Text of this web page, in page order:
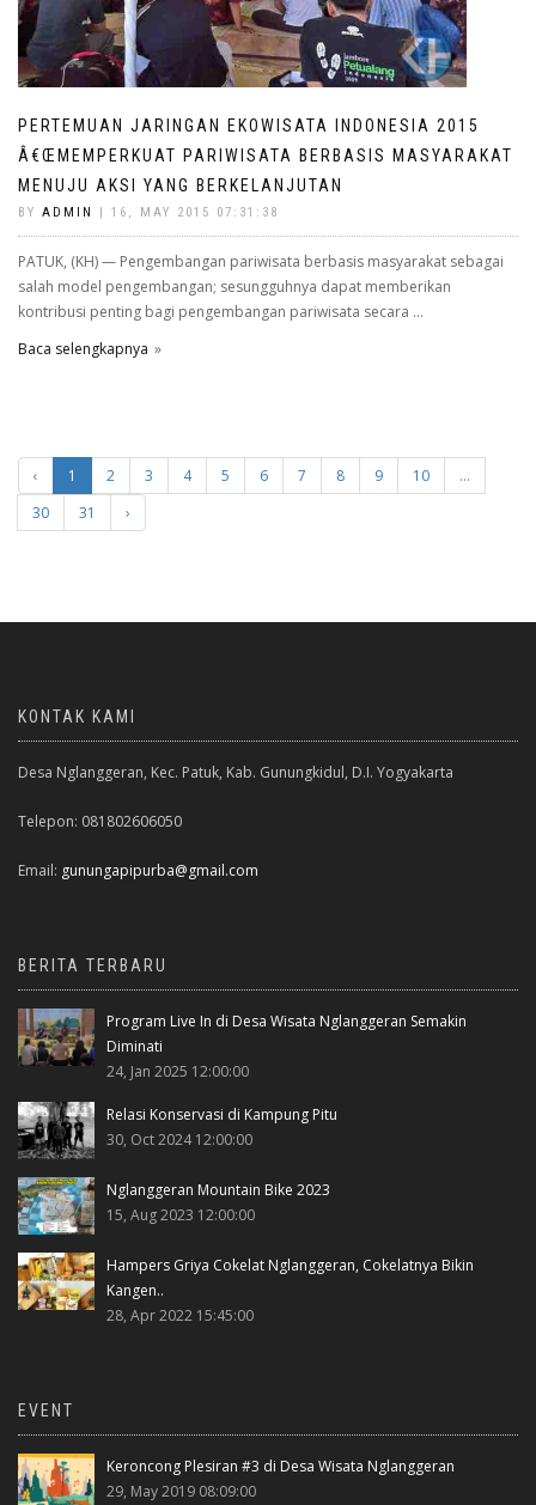
PERTEMUAN JARINGAN EKOWISATA INDONESIA 2015
Â€ŒMEMPERKUAT PARIWISATA BERBASIS MASYARAKAT
MENUJU AKSI YANG BERKELANJUTAN
BY ADMIN | 16, MAY 2015 07:31:38
PATUK, (KH) — Pengembangan pariwisata berbasis masyarakat sebagai
salah model pengembangan; sesungguhnya dapat memberikan
kontribusi penting bagi pengembangan pariwisata secara ...
Baca selengkapnya
‹ 1 2 3 4 5 6 7 8 9 10
...
30
31 ›
KONTAK KAMI
Desa Nglanggeran, Kec. Patuk, Kab. Gunungkidul, D.I. Yogyakarta
Telepon: 081802606050
Email: gunungapipurba@gmail.com
BERITA TERBARU
Program Live In di Desa Wisata Nglanggeran Semakin
Diminati
24, Jan 2025 12:00:00
Relasi Konservasi di Kampung Pitu
30, Oct 2024 12:00:00
Nglanggeran Mountain Bike 2023
15, Aug 2023 12:00:00
Hampers Griya Cokelat Nglanggeran, Cokelatnya Bikin
Kangen..
28, Apr 2022 15:45:00
EVENT
Keroncong Plesiran #3 di Desa Wisata Nglanggeran
29, May 2019 08:09:00